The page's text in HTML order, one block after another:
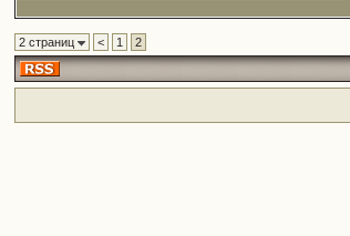
2 страниц < 1 2